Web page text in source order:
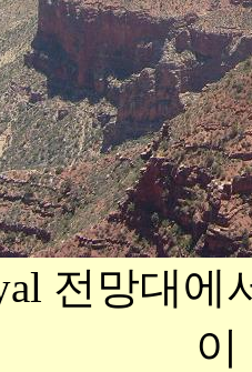
전망대
이